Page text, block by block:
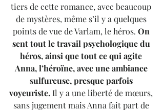
tiers de cette romance, avec beaucoup
de mystères, même s’il y a quelques
points de vue de Varlam, le héros. On
sent tout le travail psychologique du
héros, ainsi que tout ce qui agite
Anna, l’héroïne, avec une ambiance
sulfureuse, presque parfois
voyeuriste. Il y a une liberté de mœurs,
sans jugement mais Anna fait part de